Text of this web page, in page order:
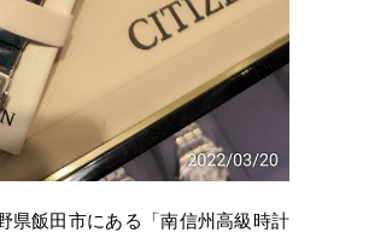
県飯田市にある「南信州高級時計